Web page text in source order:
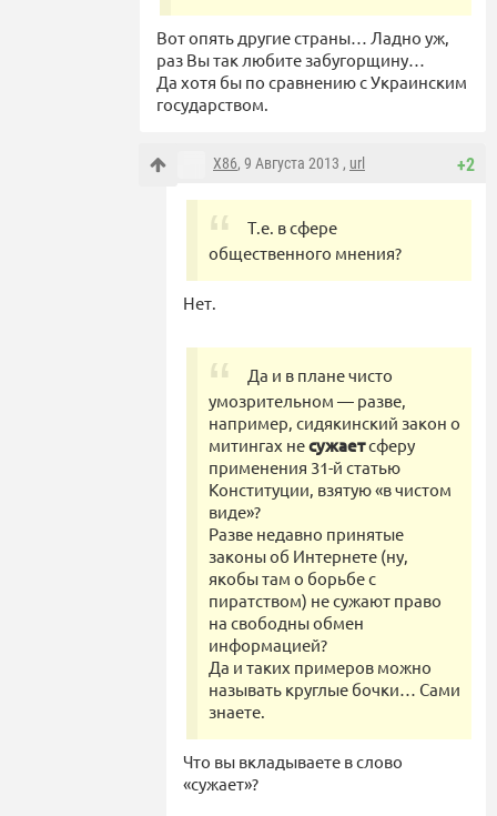
Вот опять другие страны… Ладно уж,
раз Вы так любите забугорщину…
Да хотя бы по сравнению с Украинским
государством.
+2
X86, 9 Августа 2013 , url
Т.е. в сфере
общественного мнения?
Нет.
Да и в плане чисто
умозрительном — разве,
например, сидякинский закон о
митингах несужаетсферу
применения 31-й статью
Конституции, взятую «в чистом
виде»?
Разве недавно принятые
законы об Интернете (ну,
якобы там о борьбе с
пиратством) не сужают право
на свободны обмен
информацией?
Да и таких примеров можно
называть круглые бочки… Сами
знаете.
Что вы вкладываете в слово
«сужает»?